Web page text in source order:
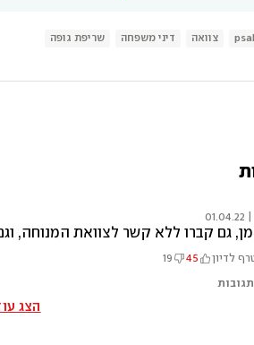
צוואה דיני משפחה שריפת גופה
גם קברו ללא קשר לצוואת המנוחה,
לדיון 45
19
תגובות
הצג